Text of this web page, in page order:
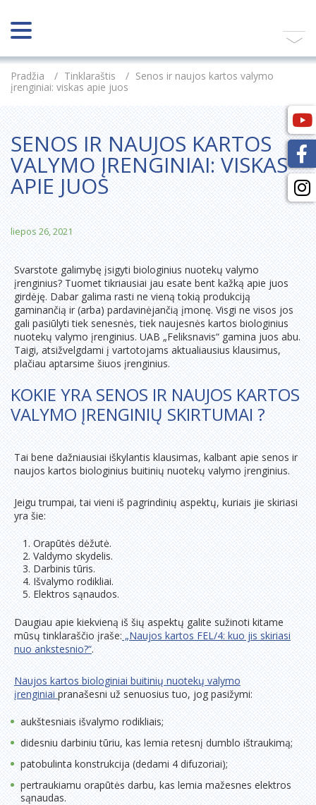
Pradžia / Tinklaraštis / Senos ir naujos kartos valymo
įrenginiai: viskas apie juos
SENOS IR NAUJOS KARTOS
VALYMO ĮRENGINIAI: VISKAS
APIE JUOS
liepos 26, 2021
Svarstote galimybę įsigyti biologinius nuotekų valymo
įrenginius? Tuomet tikriausiai jau esate bent kažką apie juos
girdėję. Dabar galima rasti ne vieną tokią produkciją
gaminančią ir (arba) pardavinėjančią įmonę. Visgi ne visos jos
gali pasiūlyti tiek senesnės, tiek naujesnės kartos biologinius
nuotekų valymo įrenginius. UAB „Feliksnavis“ gamina juos abu.
Taigi, atsižvelgdami į vartotojams aktualiausius klausimus,
plačiau aptarsime šiuos įrenginius.
KOKIE YRA SENOS IR NAUJOS KARTOS
VALYMO ĮRENGINIŲ SKIRTUMAI ?
Tai bene dažniausiai iškylantis klausimas, kalbant apie senos ir
naujos kartos biologinius buitinių nuotekų valymo įrenginius.
Jeigu trumpai, tai vieni iš pagrindinių aspektų, kuriais jie skiriasi
yra šie:
Orapūtės dėžutė.
Valdymo skydelis.
Darbinis tūris.
Išvalymo rodikliai.
Elektros sąnaudos.
Daugiau apie kiekvieną iš šių aspektų galite sužinoti kitame
mūsų tinklaraščio įraše:„Naujos kartos FEL/4: kuo jis skiriasi
nuo ankstesnio?“.
Naujos kartos biologiniai buitinių nuotekų valymo
įrenginiaipranašesni už senuosius tuo, jog pasižymi:
aukštesniais išvalymo rodikliais;
didesniu darbiniu tūriu, kas lemia retesnį dumblo ištraukimą;
patobulinta konstrukcija (dedami 4 difuzoriai);
pertraukiamu orapūtės darbu, kas lemia mažesnes elektros
sąnaudas.